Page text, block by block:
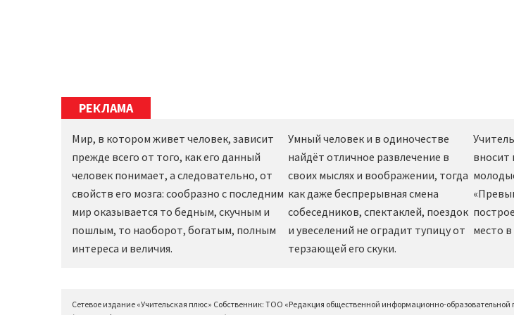
РЕКЛАМА
Мир, в котором живет человек, зависит
прежде всего от того, как его данный
человек понимает, а следовательно, от
свойств его мозга: сообразно с последним
мир оказывается то бедным, скучным и
пошлым, то наоборот, богатым, полным
интереса и величия.
Умный человек и в одиночестве
найдёт отличное развлечение в
своих мыслях и воображении, тогда
как даже беспрерывная смена
собеседников, спектаклей, поездок
и увеселений не оградит тупицу от
терзающей его скуки.
вносит
место
Сетевое издание «Учительская плюс» Собственник: ТОО «Редакция общественной информационно-образовательной